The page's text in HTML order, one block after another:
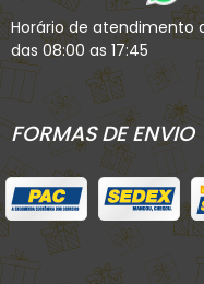
Horário de atendimento
das 08:00 as 17:45
FORMAS DE ENVIO